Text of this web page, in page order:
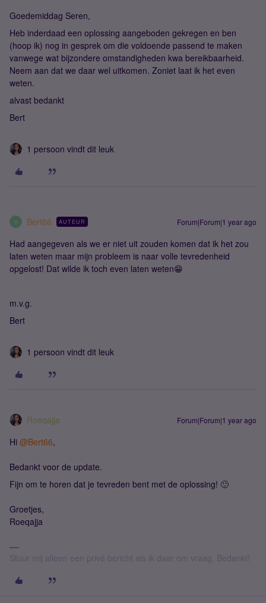
Goedemiddag Seren,
Heb inderdaad een oplossing aangeboden gekregen en ben
(hoop ik) nog in gesprek om die voldoende passend te maken
vanwege wat bijzondere omstandigheden kwa bereikbaarheid.
Neem aan dat we daar wel uitkomen. Zoniet laat ik het even
weten.
alvast bedankt
Bert
1 persoon vindt dit leuk
B Bert66 AUTEUR Forum|Forum|1 year ago
Had aangegeven als we er niet uit zouden komen dat ik het zou
laten weten maar mijn probleem is naar volle tevredenheid
opgelost! Dat wilde ik toch even laten weten😁
m.v.g.
Bert
1 persoon vindt dit leuk
Roeqajja Forum|Forum|1 year ago
Hi @Bert66,
Bedankt voor de update.
Fijn om te horen dat je tevreden bent met de oplossing! 🙂
Groetjes,
Roeqajja
Stuur mij alleen een privé bericht als ik daar om vraag. Bedankt!